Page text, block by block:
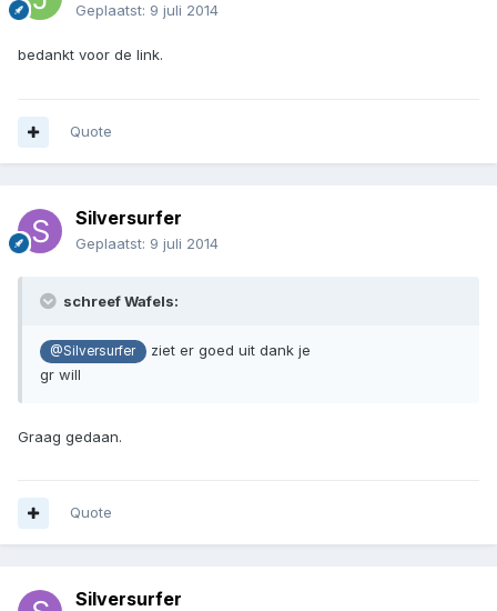
Geplaatst: 9 juli 2014
bedankt voor de link.
Quote
Silversurfer
Geplaatst: 9 juli 2014
schreef Wafels:
@Silversurfer
ziet er goed uit dank je
gr will
Graag gedaan.
Quote
Silversurfer